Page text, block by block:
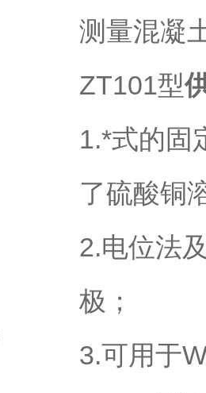
测量混凝
ZT101型
1.*式的固
了硫酸铜
2.电位法
极；
3.可用于